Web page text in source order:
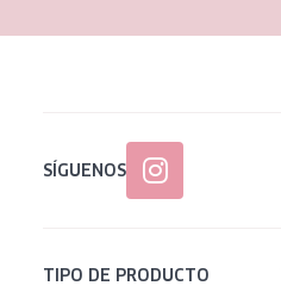
SÍGUENOS
TIPO DE PRODUCTO